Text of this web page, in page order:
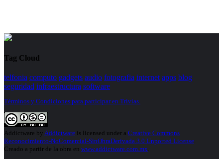
Tag Cloud
telfonia computo gadgets audio fotografia internet apps blog
seguridad infraestructura software
Términos y Condiciones para participar en Trivias.
Addictware by Addictware is licensed under a Creative Commons
Reconocimiento-NoComercial-SinObraDerivada 3.0 Unported License.
Creado a partir de la obra en www.addictware.com.mx.